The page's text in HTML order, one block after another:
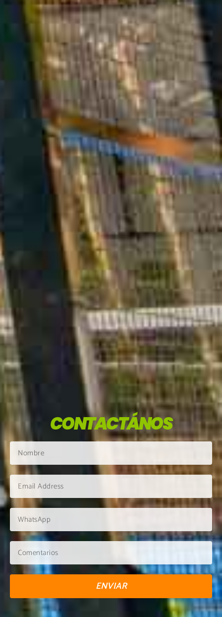
CONTACTÁNOS
ENVIAR